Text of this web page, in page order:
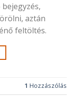
aztán
feltöltés.
1 Hozzászólás